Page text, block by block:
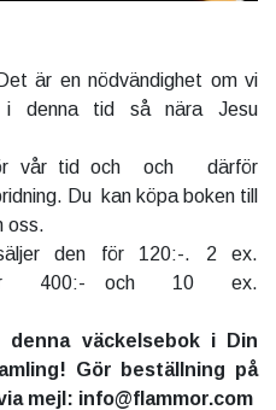
är en nödvändighet om vi
i denna tid så nära Jesu
vår tid och och därför
Du kan köpa boken till
oss.
den för 120:-. 2 ex.
400:- och 10 ex.
väckelsebok i Din
Gör beställning på
mejl: info@flammor.com